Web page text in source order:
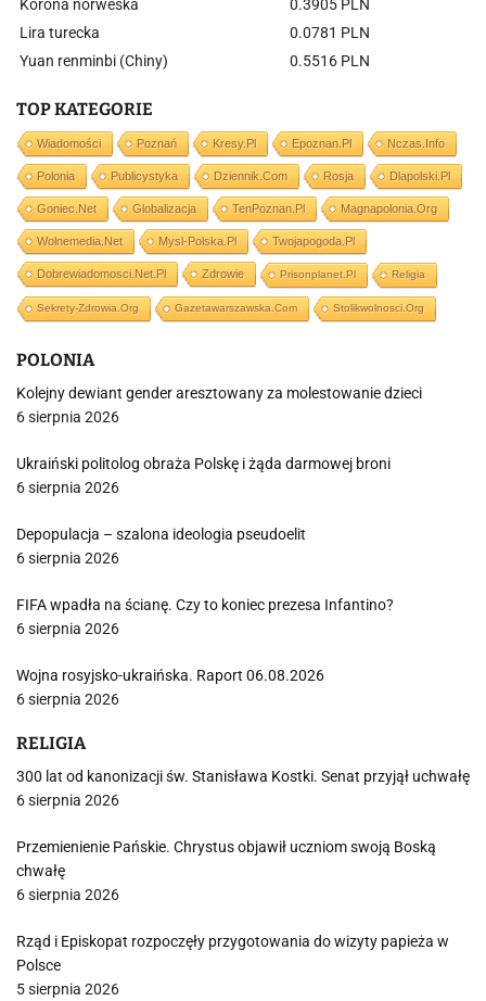
Korona norweska
0.3905 PLN
Lira turecka
0.0781 PLN
Yuan renminbi (Chiny)
0.5516 PLN
TOP KATEGORIE
Wiadomości Poznań Kresy.pl Epoznan.pl Nczas.info
Polonia Publicystyka Dziennik.com Rosja Dlapolski.pl
Goniec.net Globalizacja TenPoznan.pl Magnapolonia.org
Wolnemedia.net Mysl-Polska.pl Twojapogoda.pl
Dobrewiadomosci.net.pl Zdrowie Prisonplanet.pl Religia
Sekrety-Zdrowia.org Gazetawarszawska.com Stolikwolnosci.org
POLONIA
Kolejny dewiant gender aresztowany za molestowanie dzieci
6 sierpnia 2026
Ukraiński politolog obraża Polskę i żąda darmowej broni
6 sierpnia 2026
Depopulacja – szalona ideologia pseudoelit
6 sierpnia 2026
FIFA wpadła na ścianę. Czy to koniec prezesa Infantino?
6 sierpnia 2026
Wojna rosyjsko-ukraińska. Raport 06.08.2026
6 sierpnia 2026
RELIGIA
300 lat od kanonizacji św. Stanisława Kostki. Senat przyjął uchwałę
6 sierpnia 2026
Przemienienie Pańskie. Chrystus objawił uczniom swoją Boską
chwałę
6 sierpnia 2026
Rząd i Episkopat rozpoczęły przygotowania do wizyty papieża w
Polsce
5 sierpnia 2026